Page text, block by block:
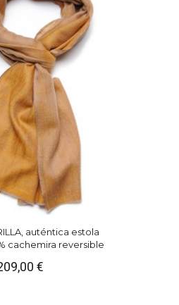
auténtica estola
cachemira reversible
€